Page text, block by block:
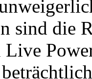
sind die
Live